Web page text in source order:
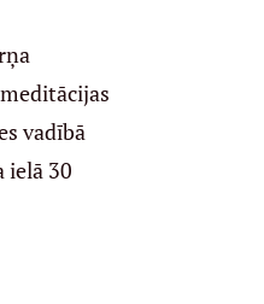
vadībā
ielā 30